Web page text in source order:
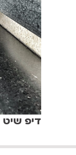
דיפ שיט